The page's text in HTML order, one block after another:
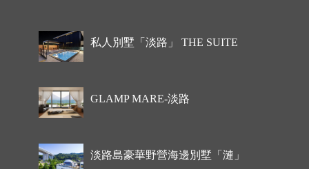
私人別墅「淡路」 THE SUITE
GLAMP MARE-淡路
淡路島豪華野營海邊別墅「漣」